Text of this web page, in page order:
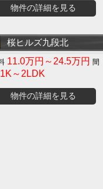
物件の詳細を見る
桜ヒルズ九段北
11.0万円～24.5万円
1K～2LDK
物件の詳細を見る